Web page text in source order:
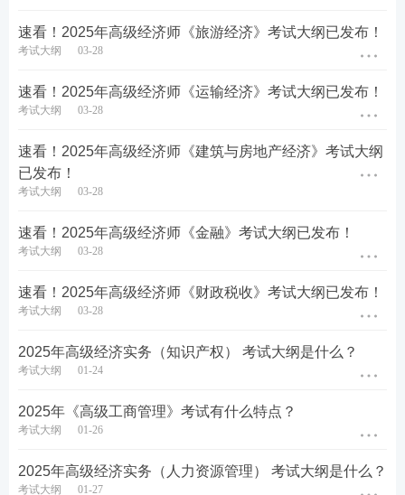
对比2024年，2025年高级工商管理考试大纲
章，都有变化，请大家在备考时，引起注
速看！2025年高级经济师《旅游经济》考试大纲已发布！
考试大纲 03-28
速看！2025年高级经济师《运输经济》考试大纲已发布！
考试大纲 03-28
速看！2025年高级经济师《建筑与房地产经济》考试大纲
已发布！
考试大纲 03-28
速看！2025年高级经济师《金融》考试大纲已发布！
考试大纲 03-28
速看！2025年高级经济师《财政税收》考试大纲已发布！
考试大纲 03-28
2025年高级经济实务（知识产权） 考试大纲是什么？
考试大纲 01-24
2025年《高级工商管理》考试有什么特点？
考试大纲 01-26
2025年高级经济实务（人力资源管理） 考试大纲是什么？
考试大纲 01-27